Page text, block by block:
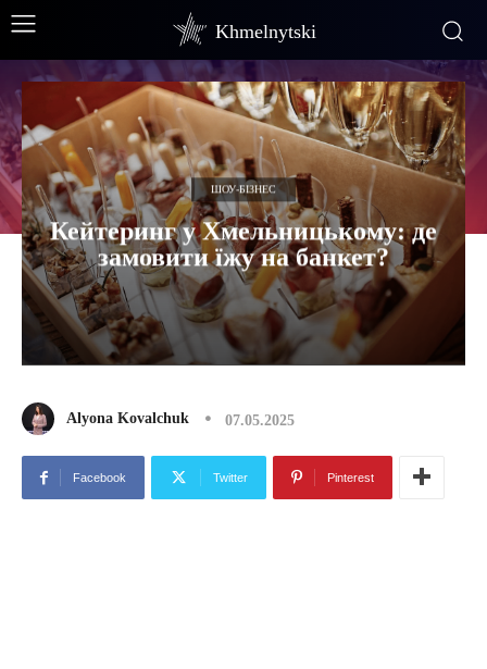
Khmelnytski
ШОУ-БІЗНЕС
Кейтеринг у Хмельницькому: де
замовити їжу на банкет?
Alyona Kovalchuk 07.05.2025
Facebook Twitter Pinterest